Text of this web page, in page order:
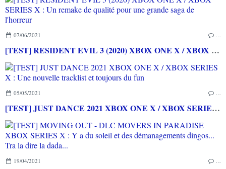
07/06/2021
[TEST] RESIDENT EVIL 3 (2020) XBOX ONE X / XBOX SERIES X : Un remake de qualité pour une grande saga de l'horreur
05/05/2021
[TEST] JUST DANCE 2021 XBOX ONE X / XBOX SERIES X : Une nouvelle tracklist et toujours du fun
19/04/2021